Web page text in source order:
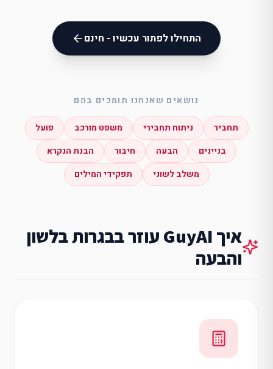
התחילו לפתור עכשיו - חינם
נושאים שאנחנו תומכים בהם
תחביר ניתוח תחבירי משפט מורכב
פועל
בניינים
הבעה חיבור
הבנת הנקרא
משלב לשוני
תפקידי המילים
איך GuyAI עוזר ב
בגרות בלשון
והבעה